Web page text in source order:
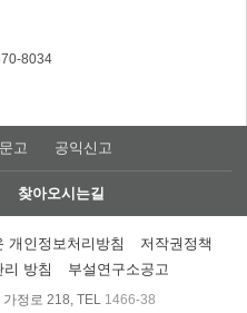
8034
고 공익신고
찾아오시는길
개인정보처리방침
저작권정책
방침
부설연구소공고
정로 218, TEL 1466-38